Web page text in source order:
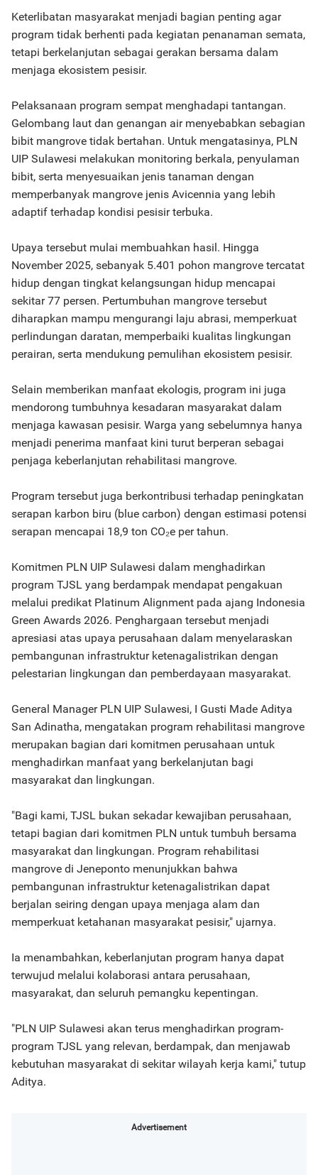
Keterlibatan masyarakat menjadi bagian penting agar
program tidak berhenti pada kegiatan penanaman semata,
tetapi berkelanjutan sebagai gerakan bersama dalam
menjaga ekosistem pesisir.
Pelaksanaan program sempat menghadapi tantangan.
Gelombang laut dan genangan air menyebabkan sebagian
bibit mangrove tidak bertahan. Untuk mengatasinya, PLN
UIP Sulawesi melakukan monitoring berkala, penyulaman
bibit, serta menyesuaikan jenis tanaman dengan
memperbanyak mangrove jenis Avicennia yang lebih
adaptif terhadap kondisi pesisir terbuka.
Upaya tersebut mulai membuahkan hasil. Hingga
November 2025, sebanyak 5.401 pohon mangrove tercatat
hidup dengan tingkat kelangsungan hidup mencapai
sekitar 77 persen. Pertumbuhan mangrove tersebut
diharapkan mampu mengurangi laju abrasi, memperkuat
perlindungan daratan, memperbaiki kualitas lingkungan
perairan, serta mendukung pemulihan ekosistem pesisir.
Selain memberikan manfaat ekologis, program ini juga
mendorong tumbuhnya kesadaran masyarakat dalam
menjaga kawasan pesisir. Warga yang sebelumnya hanya
menjadi penerima manfaat kini turut berperan sebagai
penjaga keberlanjutan rehabilitasi mangrove.
Program tersebut juga berkontribusi terhadap peningkatan
serapan karbon biru (blue carbon) dengan estimasi potensi
serapan mencapai 18,9 ton CO₂e per tahun.
Komitmen PLN UIP Sulawesi dalam menghadirkan
program TJSL yang berdampak mendapat pengakuan
melalui predikat Platinum Alignment pada ajang Indonesia
Green Awards 2026. Penghargaan tersebut menjadi
apresiasi atas upaya perusahaan dalam menyelaraskan
pembangunan infrastruktur ketenagalistrikan dengan
pelestarian lingkungan dan pemberdayaan masyarakat.
General Manager PLN UIP Sulawesi, I Gusti Made Aditya
San Adinatha, mengatakan program rehabilitasi mangrove
merupakan bagian dari komitmen perusahaan untuk
menghadirkan manfaat yang berkelanjutan bagi
masyarakat dan lingkungan.
"Bagi kami, TJSL bukan sekadar kewajiban perusahaan,
tetapi bagian dari komitmen PLN untuk tumbuh bersama
masyarakat dan lingkungan. Program rehabilitasi
mangrove di Jeneponto menunjukkan bahwa
pembangunan infrastruktur ketenagalistrikan dapat
berjalan seiring dengan upaya menjaga alam dan
memperkuat ketahanan masyarakat pesisir," ujarnya.
Ia menambahkan, keberlanjutan program hanya dapat
terwujud melalui kolaborasi antara perusahaan,
masyarakat, dan seluruh pemangku kepentingan.
"PLN UIP Sulawesi akan terus menghadirkan program-
program TJSL yang relevan, berdampak, dan menjawab
kebutuhan masyarakat di sekitar wilayah kerja kami," tutup
Aditya.
Advertisement